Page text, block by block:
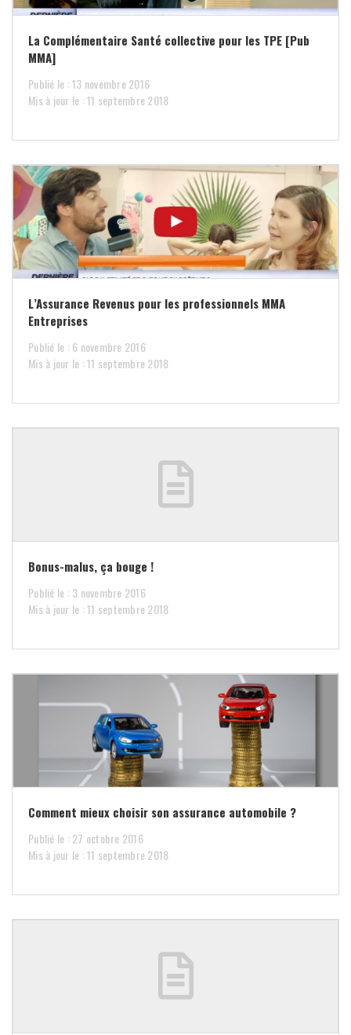
La Complémentaire Santé collective pour les TPE [Pub
MMA]
Publié le : 13 novembre 2016
Mis à jour le : 11 septembre 2018
L’Assurance Revenus pour les professionnels MMA
Entreprises
Publié le : 6 novembre 2016
Mis à jour le : 11 septembre 2018
Bonus-malus, ça bouge !
Publié le : 3 novembre 2016
Mis à jour le : 11 septembre 2018
Comment mieux choisir son assurance automobile ?
Publié le : 27 octobre 2016
Mis à jour le : 11 septembre 2018